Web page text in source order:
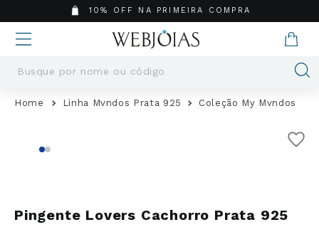
10% OFF NA PRIMEIRA COMPRA
Busque por nome ou código
Linha Mvndos Prata 925 Coleção My Mvndos
Pingente Lovers Cachorro Prata 925
Termos mais buscados
6º
Argola